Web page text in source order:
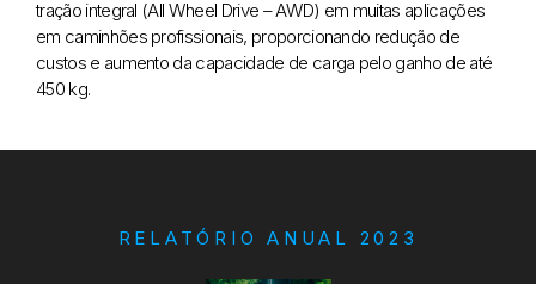
tração integral (All Wheel Drive – AWD) em muitas aplicações
em caminhões profissionais, proporcionando redução de
custos e aumento da capacidade de carga pelo ganho de até
450 kg.
RELATÓRIO ANUAL 2023